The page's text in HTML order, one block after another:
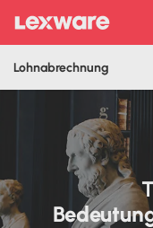
Lohnabrechnung